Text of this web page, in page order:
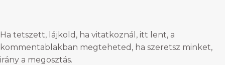
Ha tetszett, lájkold, ha vitatkoznál, itt lent, a
kommentablakban megteheted, ha szeretsz minket,
irány a megosztás.